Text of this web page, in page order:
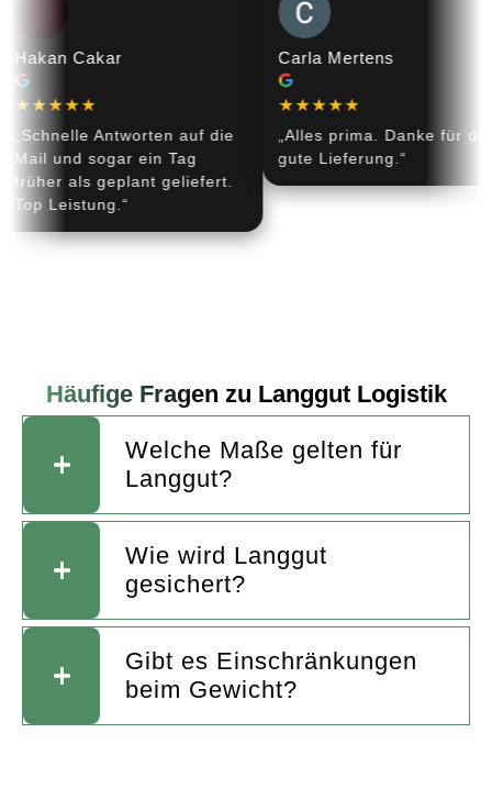
Hakan Cakar
★★★★★
„Schnelle Antworten auf die
Mail und sogar ein Tag
früher als geplant geliefert.
Top Leistung.“
Carla Mertens
★★★★★
„Alles prima. Danke für die
gute Lieferung.“
Häufige Fragen zu Langgut Logistik
Welche Maße gelten für
Langgut?
Wie wird Langgut
gesichert?
Gibt es Einschränkungen
beim Gewicht?